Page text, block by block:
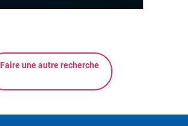
Faire une autre recherche